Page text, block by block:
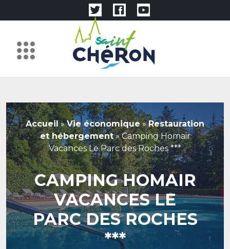
Accueil»Vie économique»Restauration
et hébergement»Camping Homair
Vacances Le Parc des Roches ***
CAMPING HOMAIR
VACANCES LE
PARC DES ROCHES
***